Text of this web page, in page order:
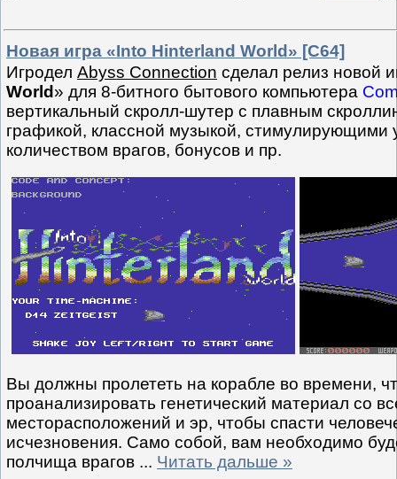
Новая игра «Into Hinterland World» [C64]
Игродел Abyss Connection сделал релиз новой
World» для 8-битного бытового компьютера
вертикальный скролл-шутер с плавным
графикой, классной музыкой,
количеством врагов, бонусов и пр.
Вы должны пролететь на корабле во времени,
проанализировать генетический материал со
месторасположений и эр, чтобы спасти
исчезновения. Само собой, вам необходимо
полчища врагов ... Читать дальше »